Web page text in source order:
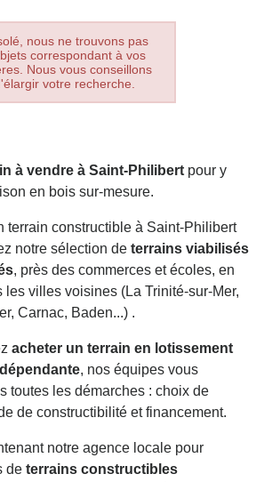
nous ne trouvons pas
correspondant à vos
Nous vous conseillons
votre recherche.
à vendre à Saint-Philibert pour y
en bois sur-mesure.
terrain constructible à Saint-Philibert
notre sélection de terrains viabilisés
, près des commerces et écoles, en
les villes voisines (La Trinité-sur-Mer,
Carnac, Baden...) .
acheter un terrain en lotissement
, nos équipes vous
toutes les démarches : choix de
de constructibilité et financement.
notre agence locale pour
de terrains constructibles